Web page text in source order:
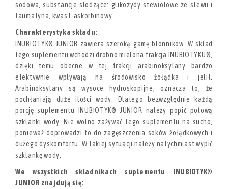
sodowa, substancje słodzące: glikozydy stewiolowe ze stewii i
taumatyna, kwas l-askorbinowy.
Charakterystyka składu:
INUBIOTYK® JUNIOR zawiera szeroką gamę błonników. W skład
tego suplementu wchodzi drobno mielona frakcja INUBIOTYKU®,
dzięki temu obecne w tej frakcji arabinoksylany bardzo
efektywnie wpływają na środowisko żołądka i jelit.
Arabinoksylany są wysoce hydroskopijne, oznacza to, że
pochłaniają duże ilości wody. Dlatego bezwzględnie każdą
porcję suplementu INUBIOTYK® JUNIOR należy popić połową
szklanki wody. Nie wolno zażywać tego suplementu na sucho,
ponieważ doprowadzi to do zagęszczenia soków żołądkowych i
dużego dyskomfortu. W takiej sytuacji należy natychmiast wypić
szklankę wody.
We wszystkich składnikach suplementu INUBIOTYK®
JUNIOR znajdują się: